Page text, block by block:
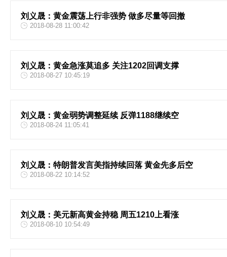
刘义晟：黄金震荡上行非强势 做多尽量等回撤
2018-08-28 11:00:42
刘义晟：黄金急涨莫追多 关注1202回调支撑
2018-08-27 10:45:19
刘义晟：黄金弱势调整延续 反弹1188继续空
2018-08-24 11:05:41
刘义晟：特朗普发言美指持续回落 黄金先多后空
2018-08-22 10:14:52
刘义晟：美元新高黄金持稳 周五1210上看涨
2018-08-10 10:54:49